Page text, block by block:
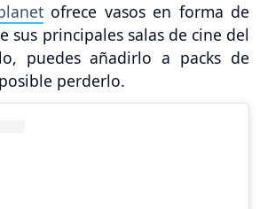
ofrece vasos en forma de
sus principales salas de cine del
puedes añadirlo a packs de
perderlo.